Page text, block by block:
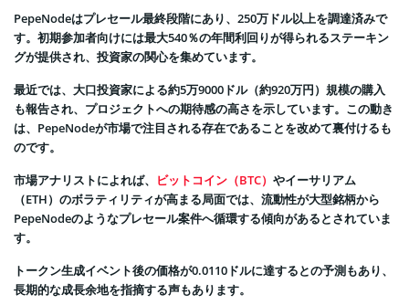
PepeNodeはプレセール最終段階にあり、250万ドル以上を調達済みで
す。初期参加者向けには最大540％の年間利回りが得られるステーキン
グが提供され、投資家の関心を集めています。
最近では、大口投資家による約5万9000ドル（約920万円）規模の購入
も報告され、プロジェクトへの期待感の高さを示しています。この動き
は、PepeNodeが市場で注目される存在であることを改めて裏付けるも
のです。
市場アナリストによれば、
ビットコイン（BTC） やイーサリアム
（ETH）のボラティリティが高まる局面では、流動性が大型銘柄から
PepeNodeのようなプレセール案件へ循環する傾向があるとされていま
す。
トークン生成イベント後の価格が0.0110ドルに達するとの予測もあり、
長期的な成長余地を指摘する声もあります。